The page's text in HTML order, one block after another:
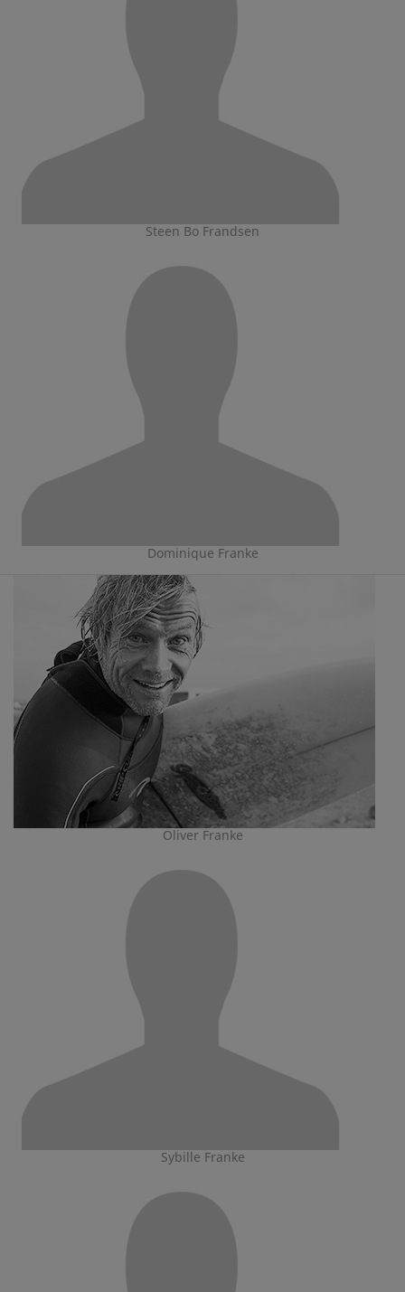
Steen Bo Frandsen
Dominique Franke
Oliver Franke
Sybille Franke